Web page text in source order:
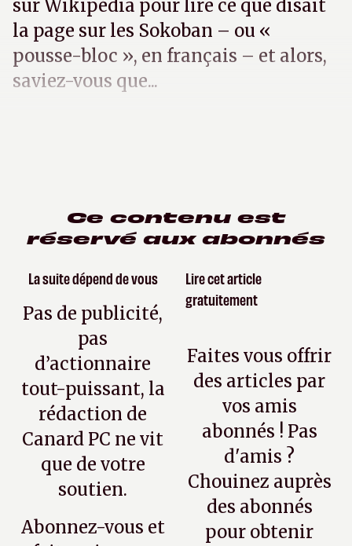
sur Wikipédia pour lire ce que disait
la page sur les Sokoban – ou «
pousse-bloc », en français – et alors,
saviez-vous que...
Ce contenu est
réservé aux abonnés
La suite dépend de vous
Pas de publicité,
pas
d’actionnaire
tout-puissant, la
rédaction de
Canard PC ne vit
que de votre
soutien.
Abonnez-vous et
Lire cet article
gratuitement
Faites vous offrir
des articles par
vos amis
abonnés ! Pas
d'amis ?
Chouinez auprès
des abonnés
pour obtenir